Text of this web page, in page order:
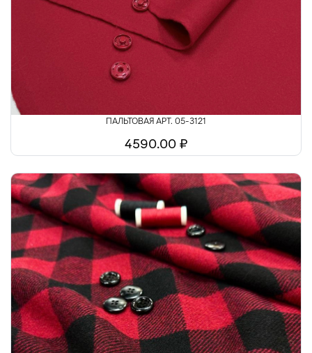
ПАЛЬТОВАЯ АРТ. 05-3121
4590.00 ₽